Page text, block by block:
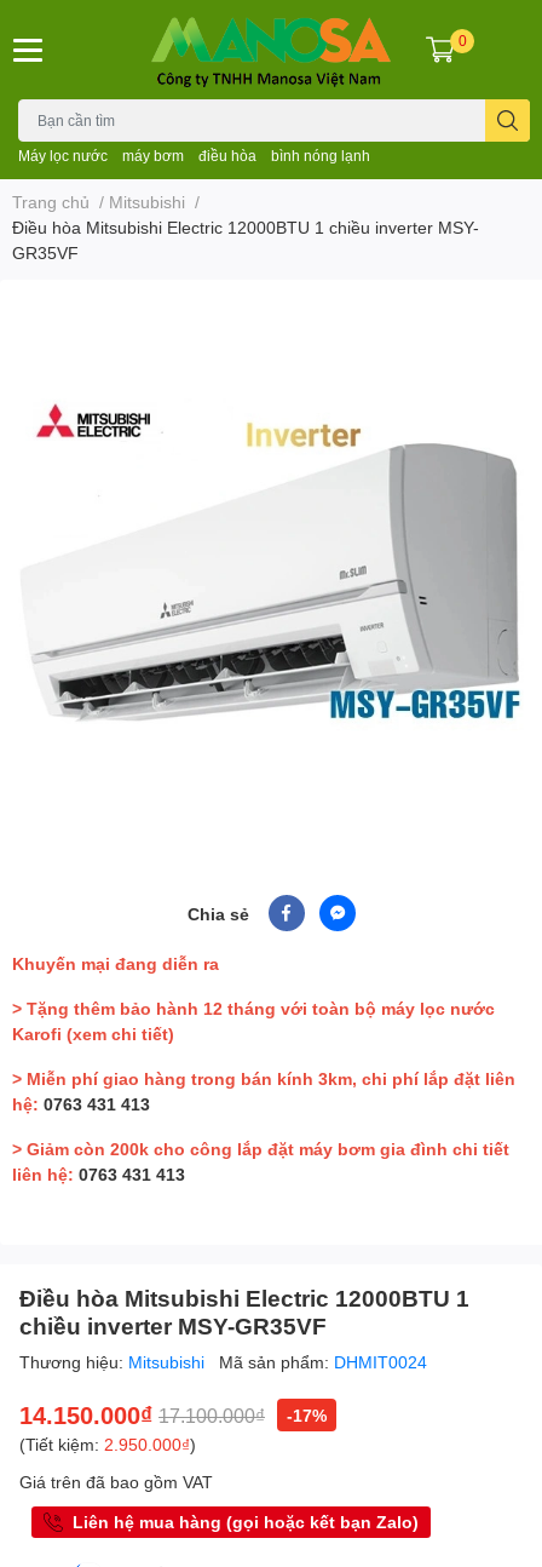
Máy lọc nước máy bơm điều hòa bình nóng lạnh
0
Trang chủ / Mitsubishi /
Điều hòa Mitsubishi Electric 12000BTU 1 chiều inverter MSY-
GR35VF
Chia sẻ
Khuyến mại đang diễn ra
> Tặng thêm bảo hành 12 tháng với toàn bộ máy lọc nước
Karofi (xem chi tiết)
> Miễn phí giao hàng trong bán kính 3km, chi phí lắp đặt liên
hệ: 0763 431 413
> Giảm còn 200k cho công lắp đặt máy bơm gia đình chi tiết
liên hệ: 0763 431 413
Điều hòa Mitsubishi Electric 12000BTU 1
chiều inverter MSY-GR35VF
Thương hiệu: Mitsubishi Mã sản phẩm: DHMIT0024
14.150.000₫ 17.100.000₫
-17%
(Tiết kiệm: 2.950.000₫)
Giá trên đã bao gồm VAT
Liên hệ mua hàng (gọi hoặc kết bạn Zalo)